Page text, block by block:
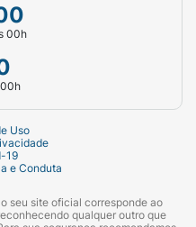
00h
Uso
19
e Conduta
seu site oficial corresponde ao
qualquer outro que